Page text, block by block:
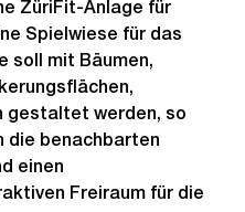
n
o
s
s
ZüriFit-Anlage für
Spielwiese für das
soll mit Bäumen,
gestaltet werden, so
die benachbarten
einen
Freiraum für die